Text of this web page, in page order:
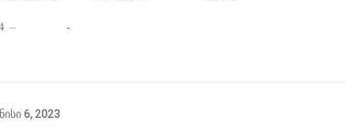
– ìïèõîåà­-æïìïâäåà ìïáïîàâåäëì òìüëîòïøò ëáîëì ïìëåþòà
6, 2023